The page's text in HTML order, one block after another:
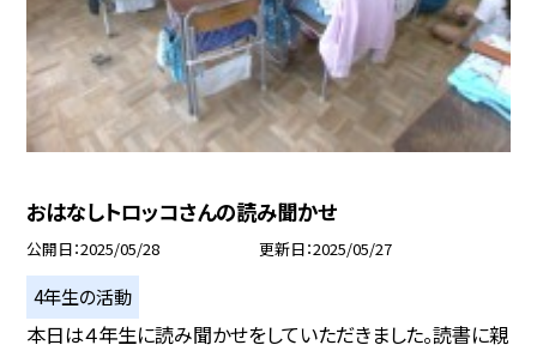
おはなしトロッコさんの読み聞かせ
公開日 2025/05/28 更新日 2025/05/27
4年生の活動
本日は４年生に読み聞かせをしていただきました。読書に親